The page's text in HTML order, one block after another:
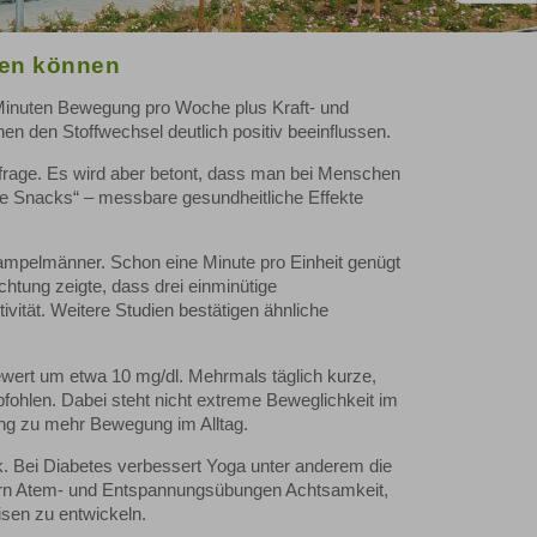
können
Bewegung pro Woche plus Kraft- und
den Stoffwechsel deutlich positiv beeinflussen.
Es wird aber betont, dass man bei Menschen
Snacks“ – messbare gesundheitliche Effekte
Schon eine Minute pro Einheit genügt
zeigte, dass drei einminütige
Weitere Studien bestätigen ähnliche
um etwa 10 mg/dl. Mehrmals täglich kurze,
Dabei steht nicht extreme Beweglichkeit im
zu mehr Bewegung im Alltag.
Diabetes verbessert Yoga unter anderem die
Atem- und Entspannungsübungen Achtsamkeit,
zu entwickeln.